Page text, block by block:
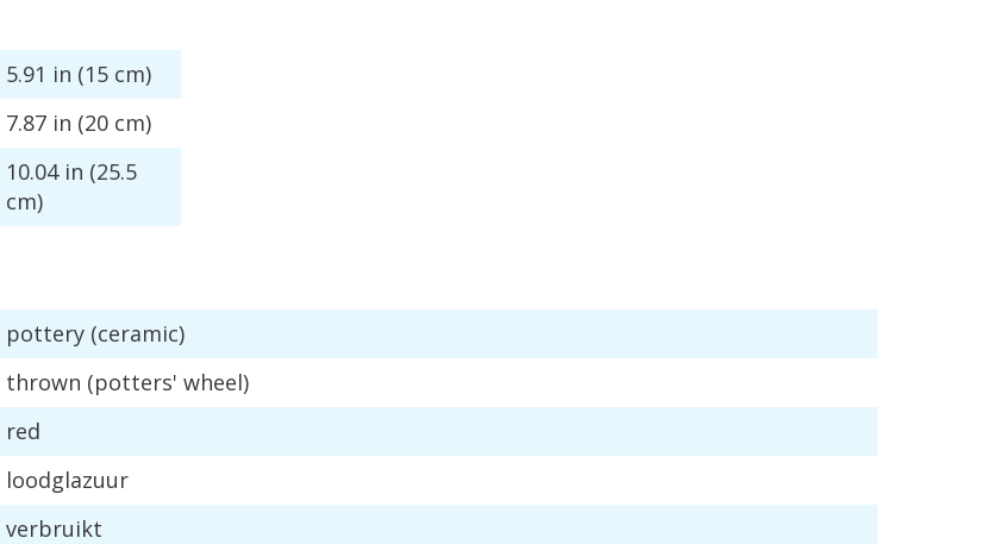
5.91 in (15 cm)
7.87 in (20 cm)
10.04 in (25.5
cm)
pottery (ceramic)
thrown (potters' wheel)
red
loodglazuur
verbruikt